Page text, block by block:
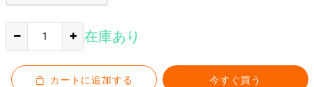
在庫あり
カートに追加する 今すぐ買う